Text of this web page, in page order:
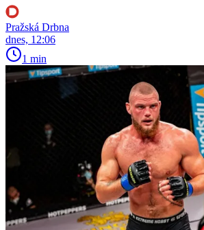
Pražská Drbna
dnes, 12:06
1 min